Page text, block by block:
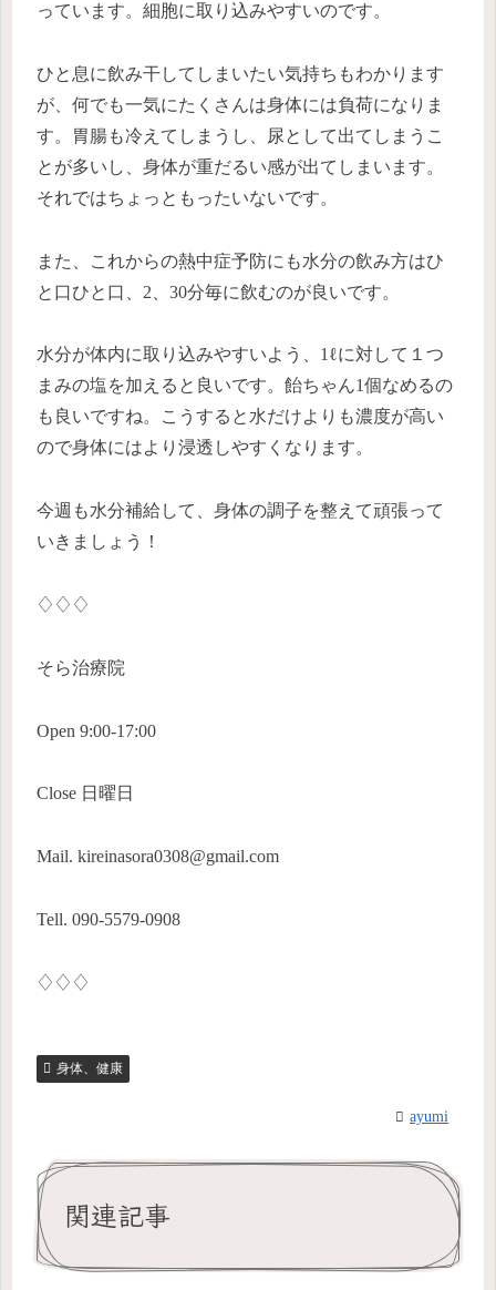
っています。細胞に取り込みやすいのです。
ひと息に飲み干してしまいたい気持ちもわかります
が、何でも一気にたくさんは身体には負荷になりま
す。胃腸も冷えてしまうし、尿として出てしまうこ
とが多いし、身体が重だるい感が出てしまいます。
それではちょっともったいないです。
また、これからの熱中症予防にも水分の飲み方はひ
と口ひと口、2、30分毎に飲むのが良いです。
水分が体内に取り込みやすいよう、1ℓに対して１つ
まみの塩を加えると良いです。飴ちゃん1個なめるの
も良いですね。こうすると水だけよりも濃度が高い
ので身体にはより浸透しやすくなります。
今週も水分補給して、身体の調子を整えて頑張って
いきましょう！
♢♢♢
そら治療院
Open 9:00-17:00
Close 日曜日
Mail. kireinasora0308@gmail.com
Tell. 090-5579-0908
♢♢♢
身体、健康
ayumi
関連記事